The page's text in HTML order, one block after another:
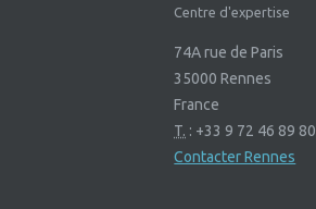
Centre d'expertise
74A rue de Paris
35000 Rennes
France
T. : +33 9 72 46 89 80
Contacter Rennes